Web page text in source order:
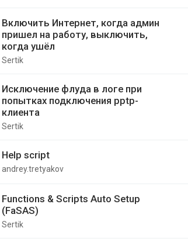
Включить Интернет, когда админ
пришел на работу, выключить,
когда ушёл
Sertik
Исключение флуда в логе при
попытках подключения pptp-
клиента
Sertik
Help script
andrey.tretyakov
Functions & Scripts Auto Setup
(FaSAS)
Sertik